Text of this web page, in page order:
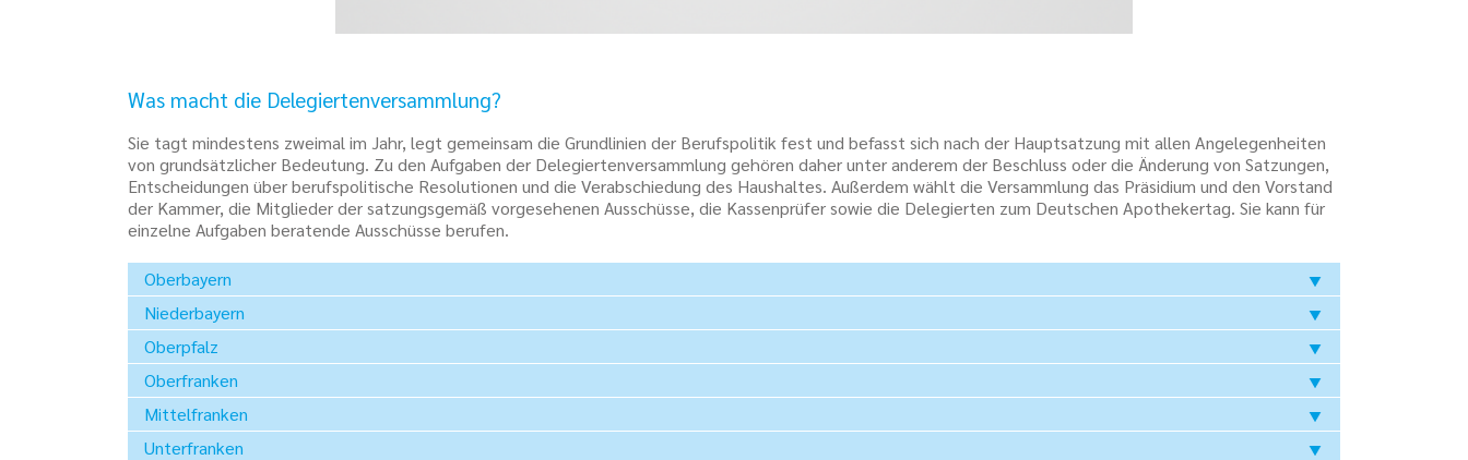
Was macht die Delegiertenversammlung?
Sie tagt mindestens zweimal im Jahr, legt gemeinsam die Grundlinien der Berufspolitik fest und befasst sich nach der Hauptsatzung mit allen Angelegenheiten
von grundsätzlicher Bedeutung. Zu den Aufgaben der Delegiertenversammlung gehören daher unter anderem der Beschluss oder die Änderung von Satzungen,
Entscheidungen über berufspolitische Resolutionen und die Verabschiedung des Haushaltes. Außerdem wählt die Versammlung das Präsidium und den Vorstand
der Kammer, die Mitglieder der satzungsgemäß vorgesehenen Ausschüsse, die Kassenprüfer sowie die Delegierten zum Deutschen Apothekertag. Sie kann für
einzelne Aufgaben beratende Ausschüsse berufen.
Oberbayern
Niederbayern
Oberpfalz
Oberfranken
Mittelfranken
Unterfranken